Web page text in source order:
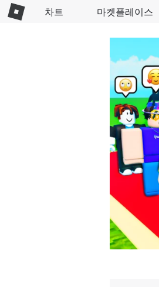
차트 마켓플레이스